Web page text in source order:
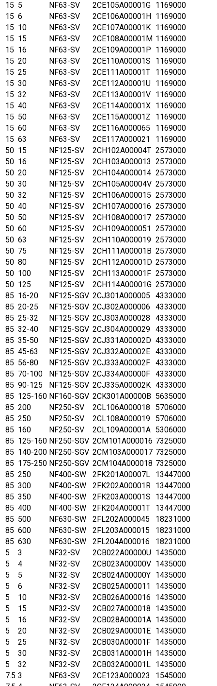
15 5 NF63-SV 2CE105A00001G 1169000
15 6 NF63-SV 2CE106A00001H 1169000
15 10 NF63-SV 2CE107A00001K 1169000
15 15 NF63-SV 2CE108A00001M 1169000
15 16 NF63-SV 2CE109A00001P 1169000
15 20 NF63-SV 2CE110A00001S
1169000
15 25 NF63-SV 2CE111A00001T
1169000
15 30 NF63-SV 2CE112A00001U 1169000
15 32 NF63-SV 2CE113A00001V 1169000
15 40 NF63-SV 2CE114A00001X 1169000
15 50 NF63-SV 2CE115A00001Z
1169000
15 60 NF63-SV 2CE116A000065
1169000
15 63 NF63-SV 2CE117A000021
1169000
50 15 NF125-SV 2CH102A00004T 2573000
50 16 NF125-SV 2CH103A000013 2573000
50 20 NF125-SV 2CH104A000014 2573000
50 30 NF125-SV 2CH105A00004V 2573000
50 32 NF125-SV 2CH106A000015 2573000
50 40 NF125-SV 2CH107A000016 2573000
50 50 NF125-SV 2CH108A000017 2573000
50 60 NF125-SV 2CH109A000051 2573000
50 63 NF125-SV 2CH110A000019 2573000
50 75 NF125-SV 2CH111A00001B 2573000
50 80 NF125-SV 2CH112A00001D 2573000
50 100 NF125-SV 2CH113A00001F 2573000
50 125 NF125-SV 2CH114A00001G 2573000
85 16-20 NF125-SGV 2CJ301A000005
4333000
85 20-25 NF125-SGV 2CJ302A000006
4333000
85 25-32 NF125-SGV 2CJ303A000028
4333000
85 32-40 NF125-SGV 2CJ304A000029 4333000
85 35-50 NF125-SGV 2CJ331A00002D 4333000
85 45-63 NF125-SGV 2CJ332A00002E 4333000
85 56-80 NF125-SGV 2CJ333A00002F 4333000
85 70-100 NF125-SGV 2CJ334A00000F 4333000
85 90-125 NF125-SGV 2CJ335A00002K 4333000
85 125-160 NF160-SGV 2CK301A00000B 5635000
85 200 NF250-SV 2CL106A000018
5706000
85 250 NF250-SV 2CL108A000019
5706000
85 160 NF250-SV 2CL109A00001A 5306000
85 125-160 NF250-SGV 2CM101A000016 7325000
85 140-200 NF250-SGV 2CM103A000017 7325000
85 175-250 NF250-SGV 2CM104A000018 7325000
85 250 NF400-SW 2FK201A00007L
13447000
85 300 NF400-SW 2FK202A00001R 13447000
85 350 NF400-SW 2FK203A00001S
13447000
85 400 NF400-SW 2FK204A00001T
13447000
85 500 NF630-SW 2FL202A000045
18231000
85 600 NF630-SW 2FL203A000015
18231000
85 630 NF630-SW 2FL204A000016
18231000
5
3 NF32-SV 2CB022A00000U 1435000
5
4 NF32-SV 2CB023A00000V 1435000
5
5 NF32-SV 2CB024A00000Y 1435000
5
6 NF32-SV 2CB025A000011
1435000
5
10 NF32-SV 2CB026A000016
1435000
5
15 NF32-SV 2CB027A000018
1435000
5
16 NF32-SV 2CB028A00001A 1435000
5
20 NF32-SV 2CB029A00001E 1435000
5
25 NF32-SV 2CB030A00001F 1435000
5
30 NF32-SV 2CB031A00001H 1435000
5
32 NF32-SV 2CB032A00001L 1435000
7.5 3 NF63-SV 2CE123A000023
1545000